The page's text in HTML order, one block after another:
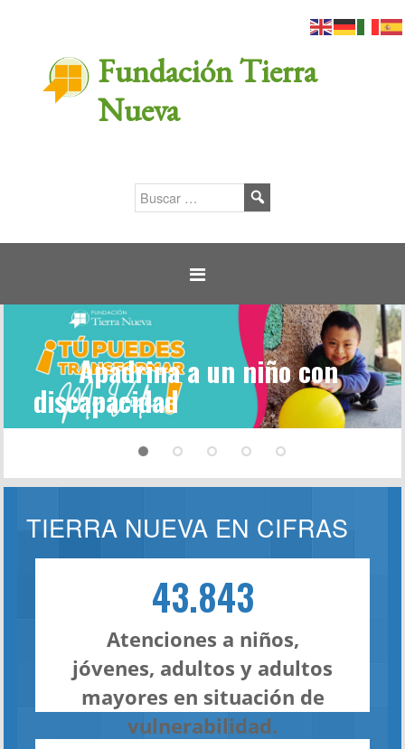
Fundación Tierra
Nueva
Apadrina a un niño con
discapacidad
TIERRA NUEVA EN CIFRAS
43.843
Atenciones a niños,
jóvenes, adultos y adultos
mayores en situación de
vulnerabilidad.